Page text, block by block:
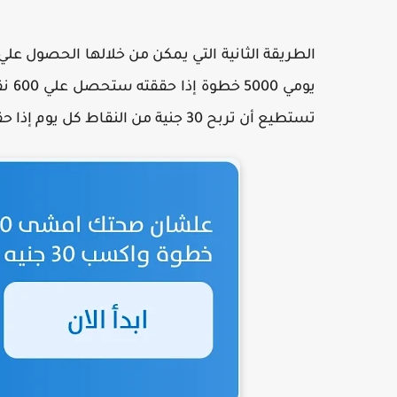
الطريقة الثانية التي يمكن من خلالها
تستطيع أن تربح 30 جنية من النقاط كل يوم إذا حققت هدف المشي أو الجري 5 الاف خطوة